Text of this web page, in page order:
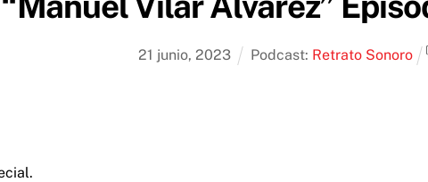
21 junio, 2023 Podcast: Retrato Sonoro